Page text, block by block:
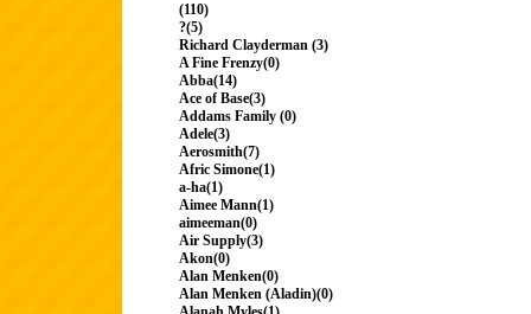
(110)
?(5)
Richard Clayderman (3)
A Fine Frenzy(0)
Abba(14)
Ace of Base(3)
Addams Family (0)
Adele(3)
Aerosmith(7)
Afric Simone(1)
a-ha(1)
Aimee Mann(1)
aimeeman(0)
Air Supply(3)
Akon(0)
Alan Menken(0)
Alan Menken (Aladin)(0)